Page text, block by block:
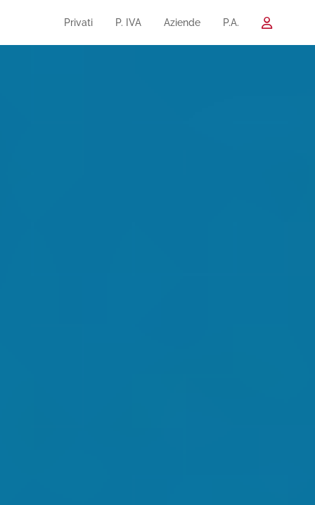
Privati P. IVA Aziende P.A.